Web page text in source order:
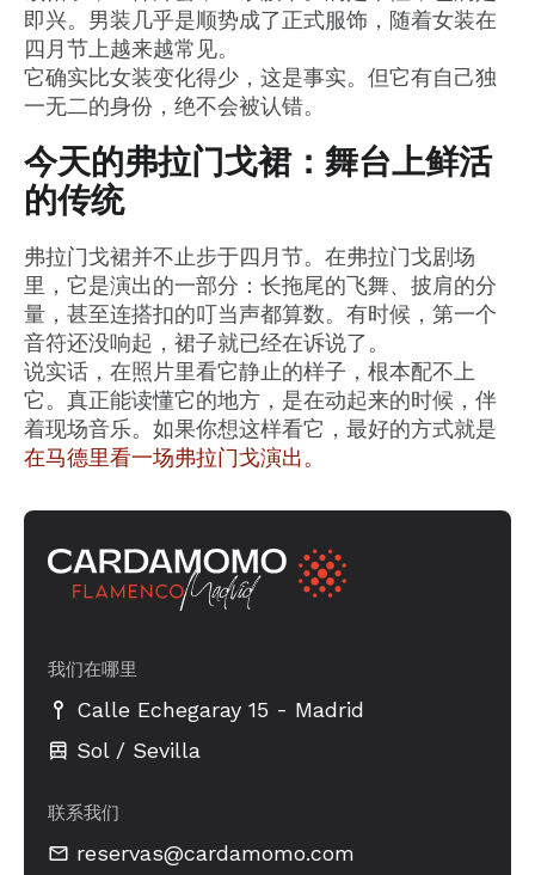
即兴。男装几乎是顺势成了正式服饰，随着女装在
四月节上越来越常见。
它确实比女装变化得少，这是事实。但它有自己独
一无二的身份，绝不会被认错。
今天的弗拉门戈裙：舞台上鲜活
的传统
弗拉门戈裙并不止步于四月节。在弗拉门戈剧场
里，它是演出的一部分：长拖尾的飞舞、披肩的分
量，甚至连搭扣的叮当声都算数。有时候，第一个
音符还没响起，裙子就已经在诉说了。
说实话，在照片里看它静止的样子，根本配不上
它。真正能读懂它的地方，是在动起来的时候，伴
着现场音乐。如果你想这样看它，最好的方式就是
在马德里看一场弗拉门戈演出。
我们在哪里
Calle Echegaray 15 - Madrid
Sol / Sevilla
联系我们
reservas@cardamomo.com